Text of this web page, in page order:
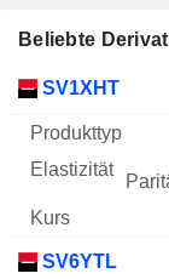
Beliebte
WKN Typ
SV1XHT
SV6YTL